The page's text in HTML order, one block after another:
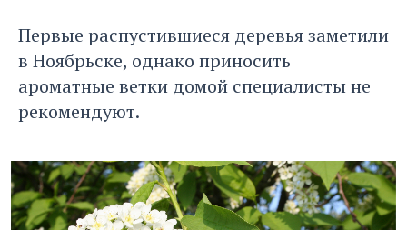
Первые распустившиеся деревья заметили
в Ноябрьске, однако приносить
ароматные ветки домой специалисты не
рекомендуют.